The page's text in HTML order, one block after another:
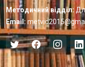
Методичний відділ:
Email: